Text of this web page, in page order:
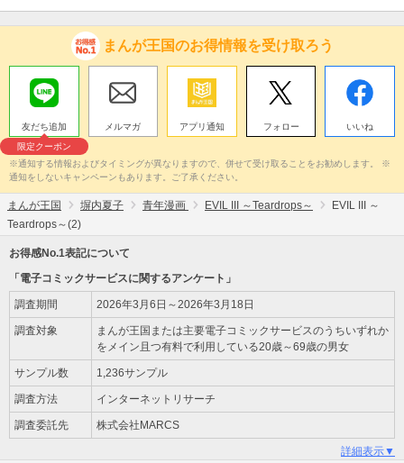
まんが王国のお得情報を受け取ろう
友だち追加
限定クーポン
メルマガ アプリ通知 フォロー いいね
※通知する情報およびタイミングが異なりますので、併せて受け取ることをお勧めします。 ※
通知をしないキャンペーンもあります。ご了承ください。
まんが王国 塀内夏子 青年漫画 EVIL III ～Teardrops～
EVIL III ～
Teardrops～(2)
お得感No.1表記について
「電子コミックサービスに関するアンケート」
調査期間 2026年3月6日～2026年3月18日
調査対象
まんが王国または主要電子コミックサービスのうちいずれか
をメイン且つ有料で利用している20歳～69歳の男女
サンプル数 1,236サンプル
調査方法 インターネットリサーチ
調査委託先 株式会社MARCS
詳細表示▼